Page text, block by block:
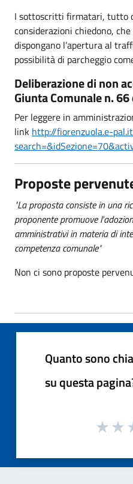
I sottoscritti firmatari, tutto
considerazioni chiedono,
dispongano l’apertura al
possibilità di parcheggio
Deliberazione di non
Giunta Comunale n.
Per leggere in
link http://fiorenzuola.e-
Proposte
"La proposta consiste in una
proponente promuove
amministrativi in materia di
competenza comunale"
Non ci sono proposte
Quanto sono
su questa